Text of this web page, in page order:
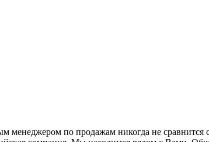
по продажам никогда не сравнится